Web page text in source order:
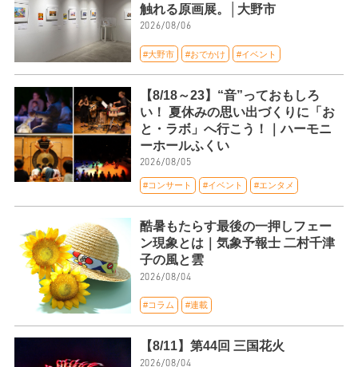
触れる原画展。│大野市
2026/08/06
#大野市 #おでかけ #イベント
【8/18～23】“音”っておもしろ
い！ 夏休みの思い出づくりに「お
と・ラボ」へ行こう！｜ハーモニ
ーホールふくい
2026/08/05
#コンサート #イベント #エンタメ
酷暑もたらす最後の一押しフェー
ン現象とは｜気象予報士 二村千津
子の風と雲
2026/08/04
#コラム #連載
【8/11】第44回 三国花火
2026/08/04